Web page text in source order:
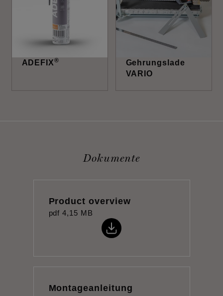
ADEFIX®
Gehrungslade
VARIO
Dokumente
Product overview
pdf 4,15 MB
Montageanleitung